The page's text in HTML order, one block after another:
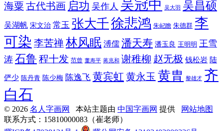
海粟 古代书画 启功 吴作人 吴冠中 吴大羽 吴昌硕
吴湖帆 宋文治 常玉 张大千徐悲鸿 朱屺瞻 朱德群 李
可染 李苦禅林风眠 溥儒 潘天寿 潘玉良 王明明 王雪
涛 石鲁 程十发 范曾 董寿平 蒋兆和 谢稚柳 赵无极 钱松岩 陆
俨少 陈丹青 陈少梅 陈逸飞 黄宾虹 黄永玉 黄胄 黎雄才 齐
白石
© 2026 名人字画网 本站主题由 中国字画网 提供
网站地图
联系方式：15810000083（崔老师）